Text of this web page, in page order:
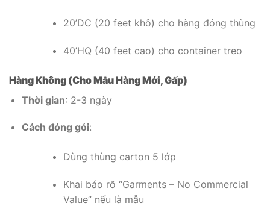
20’DC (20 feet khô) cho hàng đóng thùng
40’HQ (40 feet cao) cho container treo
Hàng Không (Cho Mẫu Hàng Mới, Gấp)
Thời gian: 2-3 ngày
Cách đóng gói:
Dùng thùng carton 5 lớp
Khai báo rõ “Garments – No Commercial
Value” nếu là mẫu